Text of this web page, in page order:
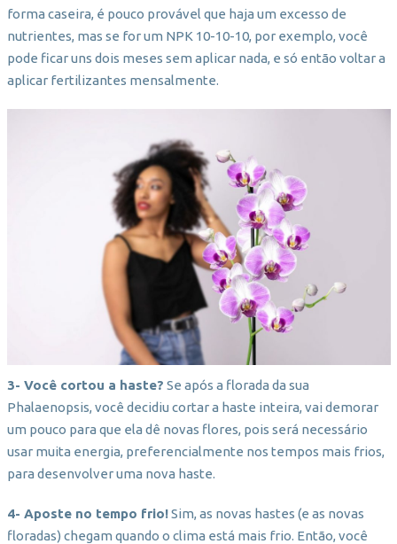
forma caseira, é pouco provável que haja um excesso de
nutrientes, mas se for um NPK 10-10-10, por exemplo, você
pode ficar uns dois meses sem aplicar nada, e só então voltar a
aplicar fertilizantes mensalmente.
3- Você cortou a haste? Se após a florada da sua
Phalaenopsis, você decidiu cortar a haste inteira, vai demorar
um pouco para que ela dê novas flores, pois será necessário
usar muita energia, preferencialmente nos tempos mais frios,
para desenvolver uma nova haste.
4- Aposte no tempo frio!Sim, as novas hastes (e as novas
floradas) chegam quando o clima está mais frio. Então, você